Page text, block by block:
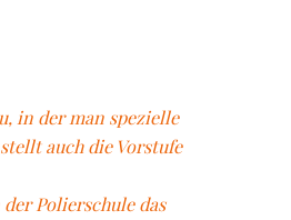
in der man spezielle
auch die Vorstufe
Polierschule das